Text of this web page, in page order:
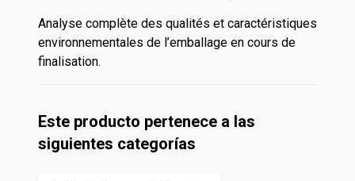
Analyse complète des qualités et caractéristiques
environnementales de l’emballage en cours de
finalisation.
Este producto pertenece a las
siguientes categorías